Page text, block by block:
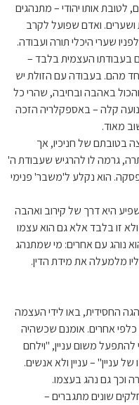
לטובת אותו יהודי – מתנהגים
ושערים. ואדם שפועל לקרב
שערי היכלי תורה ועבודה.
בעבודתו העצמית בלבד –
מהם. בעבודה עם הזולת יש
באהבה ובחיבה, שהרי כל
קלה – באספקלריה הזכה
מאוד.
בטובתם של חניכיו, אך
גרמה לו להרגיש שעבודת ה'
הוא נקלע ל'משבר' פנימי
היא דרך של קירוב ואהבה
זו בלבד אלא גם הוא עצמו
נוהג עם אחרים: מי שמתנהג
מלמעלה את מידת הדין.
החסידית, באו לידי העצמה
כלפי אחרים. אומנם שכשהיה
להתפעל משום עניין, "וילחם
עניין" – עניין ולא אנשים.
וכך גם נהג בעצמו.
שונים מתגברים –